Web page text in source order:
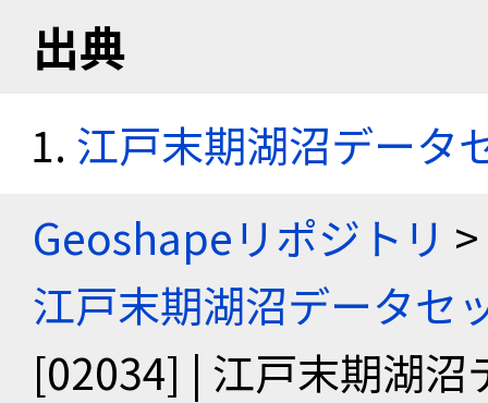
出典
江戸末期湖沼データ
Geoshapeリポジトリ >
江戸末期湖沼データセ
[02034] | 江戸末期湖沼